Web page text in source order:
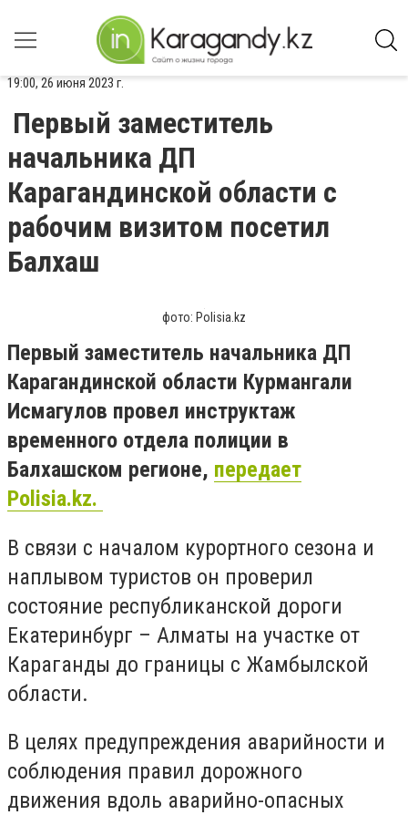
19:00, 26 июня 2023 г.
Первый заместитель
начальника ДП
Карагандинской области с
рабочим визитом посетил
Балхаш
фото: Polisia.kz
Первый заместитель начальника ДП
Карагандинской области Курмангали
Исмагулов провел инструктаж
временного отдела полиции в
Балхашском регионе, передает
Polisia.kz.
В связи с началом курортного сезона и
наплывом туристов он проверил
состояние республиканской дороги
Екатеринбург – Алматы на участке от
Караганды до границы с Жамбылской
области.
В целях предупреждения аварийности и
соблюдения правил дорожного
движения вдоль аварийно-опасных